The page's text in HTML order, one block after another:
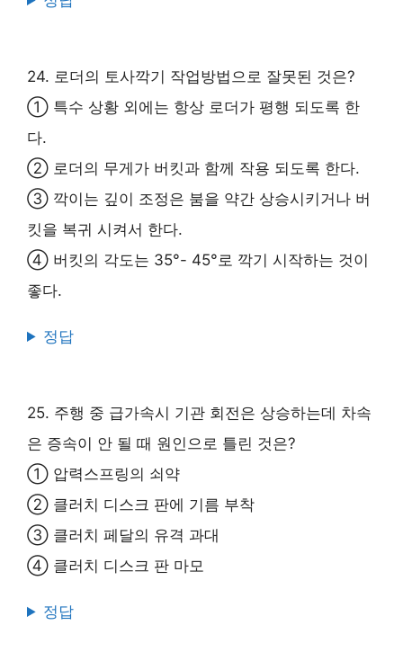
24. 로더의 토사깍기 작업방법으로 잘못된 것은?
① 특수 상황 외에는 항상 로더가 평행 되도록 한
다.
② 로더의 무게가 버킷과 함께 작용 되도록 한다.
③ 깍이는 깊이 조정은 붐을 약간 상승시키거나 버
킷을 복귀 시켜서 한다.
④ 버킷의 각도는 35°- 45°로 깍기 시작하는 것이
좋다.
정답
25. 주행 중 급가속시 기관 회전은 상승하는데 차속
은 증속이 안 될 때 원인으로 틀린 것은?
① 압력스프링의 쇠약
② 클러치 디스크 판에 기름 부착
③ 클러치 페달의 유격 과대
④ 클러치 디스크 판 마모
정답